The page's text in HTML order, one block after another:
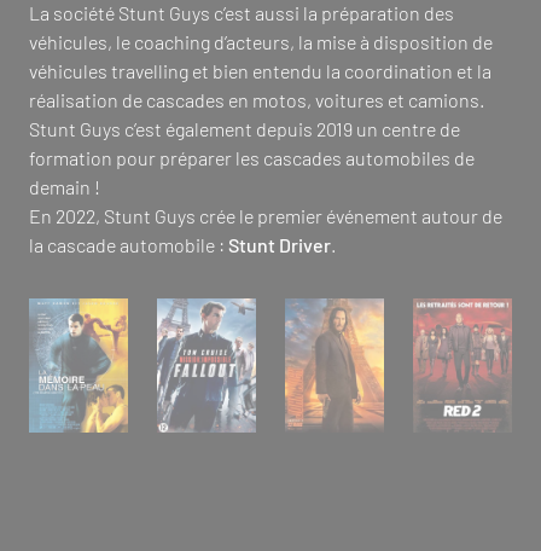
La société Stunt Guys c’est aussi la préparation des
véhicules, le coaching d’acteurs, la mise à disposition de
véhicules travelling et bien entendu la coordination et la
réalisation de cascades en motos, voitures et camions.
Stunt Guys c’est également depuis 2019 un centre de
formation pour préparer les cascades automobiles de
demain !
En 2022, Stunt Guys crée le premier événement autour de
la cascade automobile : Stunt Driver.